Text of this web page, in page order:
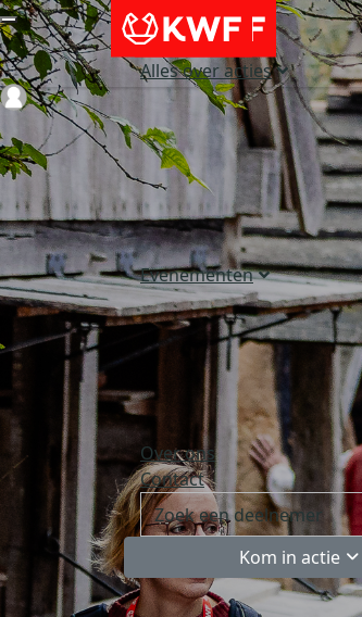
Alles over acties
Evenementen
Over ons
Contact
Kom in actie
Login